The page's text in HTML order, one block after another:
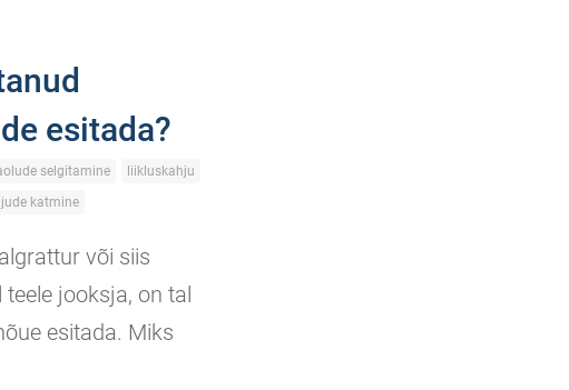
esitada?
selgitamine
liikluskahju
katmine
või siis
jooksja, on tal
esitada. Miks